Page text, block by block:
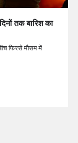
तक बारिश का
फिरसे मौसम में